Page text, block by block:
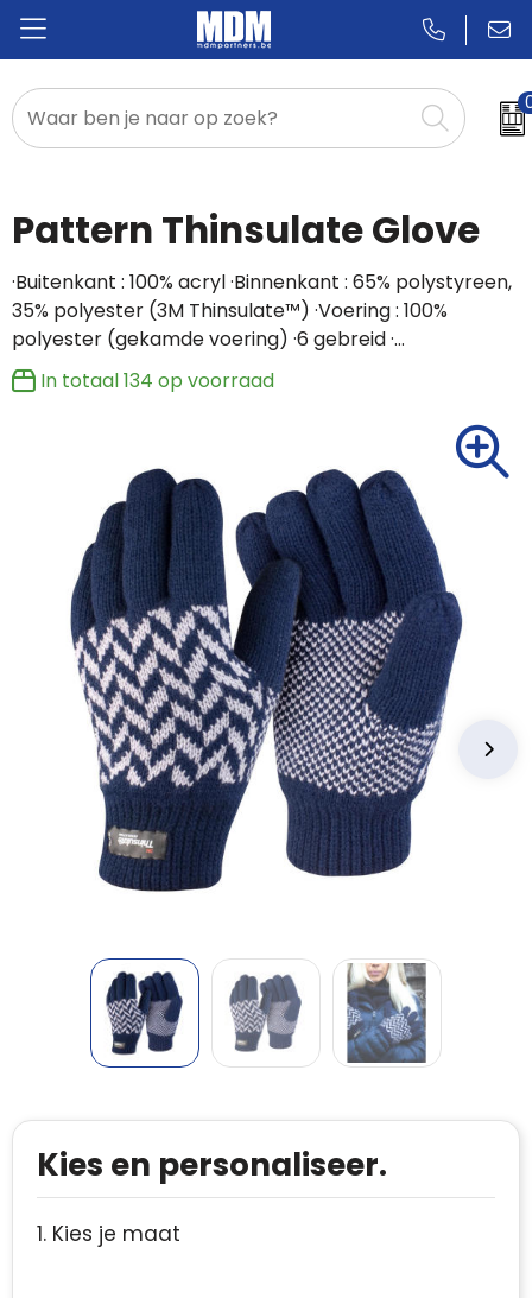
Relatiegeschenken
Sportkleding
Pattern Thinsulate Glove
·Buitenkant : 100% acryl ·Binnenkant : 65% polystyreen,
35% polyester (3M Thinsulate™) ·Voering : 100%
polyester (gekamde voering) ·6 gebreid ·…
In totaal134 op voorraad
Kies en personaliseer.
1. Kies je maat